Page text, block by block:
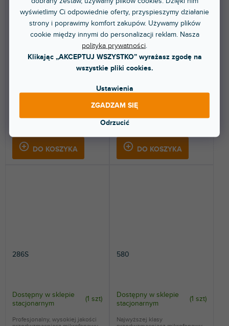
wyświetlimy Ci odpowiednie oferty, przyspieszymy działanie
strony i poprawimy komfort zakupów. Używamy plików
cookie między innymi do personalizacji reklam. Nasza
polityka prywatności
Klikając „AKCEPTUJ WSZYSTKO” wyrażasz zgodę na
wszystkie pliki cookies.
Ustawienia
Odrzucić
ZGADZAM SIĘ
🔥 WYPRZEDAŻ SEZONOWA
PhantomPack
(2 szt)
DO KOSZYKA
Zasilacz phantom.
🔥 WYPRZEDAŻ SEZONOWA
VoiceChannel
Dostępny w sklepie
2 962 zł
DO KOSZYKA
Przedwzmacniacz mikrofonowy i
lampowy...
286S
Dostępny w sklepie
stacjonarnym
(1 szt)
Profesjonalny, wysokiej jakości
580
Dostępny w sklepie
stacjonarnym
(1 szt)
Najwyższej klasy